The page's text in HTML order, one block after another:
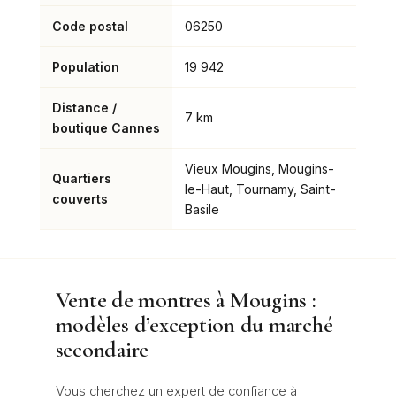
Code postal 06250
Population 19 942
Distance /
boutique Cannes
7 km
Quartiers
couverts
Vieux Mougins, Mougins-
le-Haut, Tournamy, Saint-
Basile
Vente de montres à Mougins :
modèles d’exception du marché
secondaire
Vous cherchez un expert de confiance à